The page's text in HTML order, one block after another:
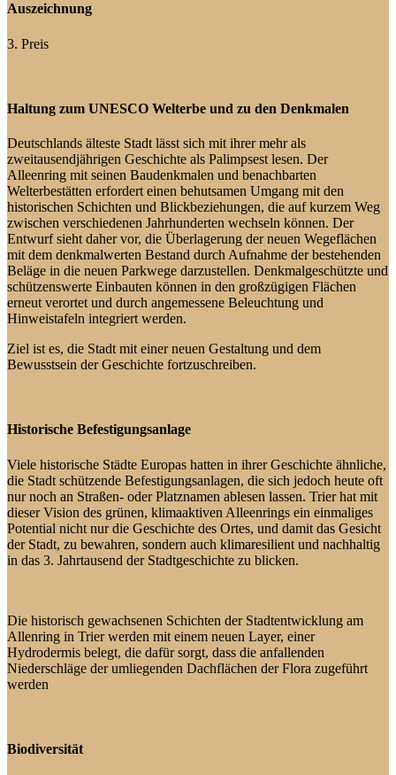
Auszeichnung
3. Preis
Haltung zum UNESCO Welterbe und zu den Denkmalen
Deutschlands älteste Stadt lässt sich mit ihrer mehr als
zweitausendjährigen Geschichte als Palimpsest lesen. Der
Alleenring mit seinen Baudenkmalen und benachbarten
Welterbestätten erfordert einen behutsamen Umgang mit den
historischen Schichten und Blickbeziehungen, die auf kurzem Weg
zwischen verschiedenen Jahrhunderten wechseln können. Der
Entwurf sieht daher vor, die Überlagerung der neuen Wegeflächen
mit dem denkmalwerten Bestand durch Aufnahme der bestehenden
Beläge in die neuen Parkwege darzustellen. Denkmalgeschützte und
schützenswerte Einbauten können in den großzügigen Flächen
erneut verortet und durch angemessene Beleuchtung und
Hinweistafeln integriert werden.
Ziel ist es, die Stadt mit einer neuen Gestaltung und dem
Bewusstsein der Geschichte fortzuschreiben.
Historische Befestigungsanlage
Viele historische Städte Europas hatten in ihrer Geschichte ähnliche,
die Stadt schützende Befestigungsanlagen, die sich jedoch heute oft
nur noch an Straßen- oder Platznamen ablesen lassen. Trier hat mit
dieser Vision des grünen, klimaaktiven Alleenrings ein einmaliges
Potential nicht nur die Geschichte des Ortes, und damit das Gesicht
der Stadt, zu bewahren, sondern auch klimaresilient und nachhaltig
in das 3. Jahrtausend der Stadtgeschichte zu blicken.
Die historisch gewachsenen Schichten der Stadtentwicklung am
Allenring in Trier werden mit einem neuen Layer, einer
Hydrodermis belegt, die dafür sorgt, dass die anfallenden
Niederschläge der umliegenden Dachflächen der Flora zugeführt
werden
Biodiversität